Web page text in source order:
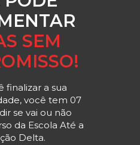
finalizar a sua
você tem 07
se vai ou não
da Escola Até a
Delta.
SEM